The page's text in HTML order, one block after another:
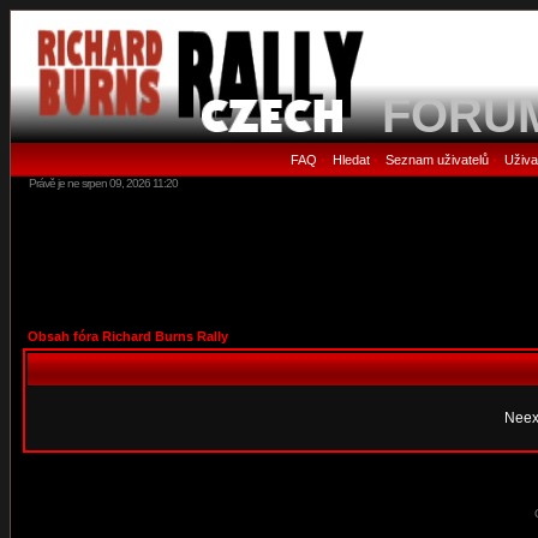
FAQ • Hledat• Seznam uživatelů•
Právě je ne srpen 09, 2026 11:20
Obsah fóra Richard Burns Rally